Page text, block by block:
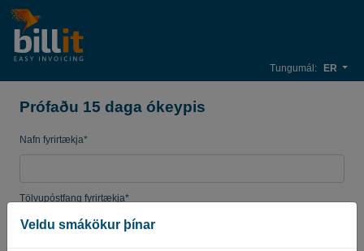
Veldu smákökur þínar
Tungumál: ER
Prófaðu 15 daga ókeypis
Nafn fyrirtækja*
Tölvupóstfang fyrirtækja*